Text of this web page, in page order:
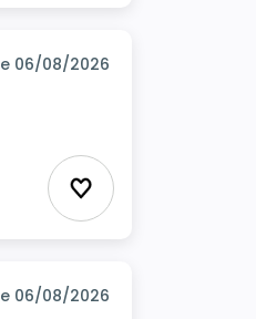
06/08/2026
Ajouter aux
06/08/2026